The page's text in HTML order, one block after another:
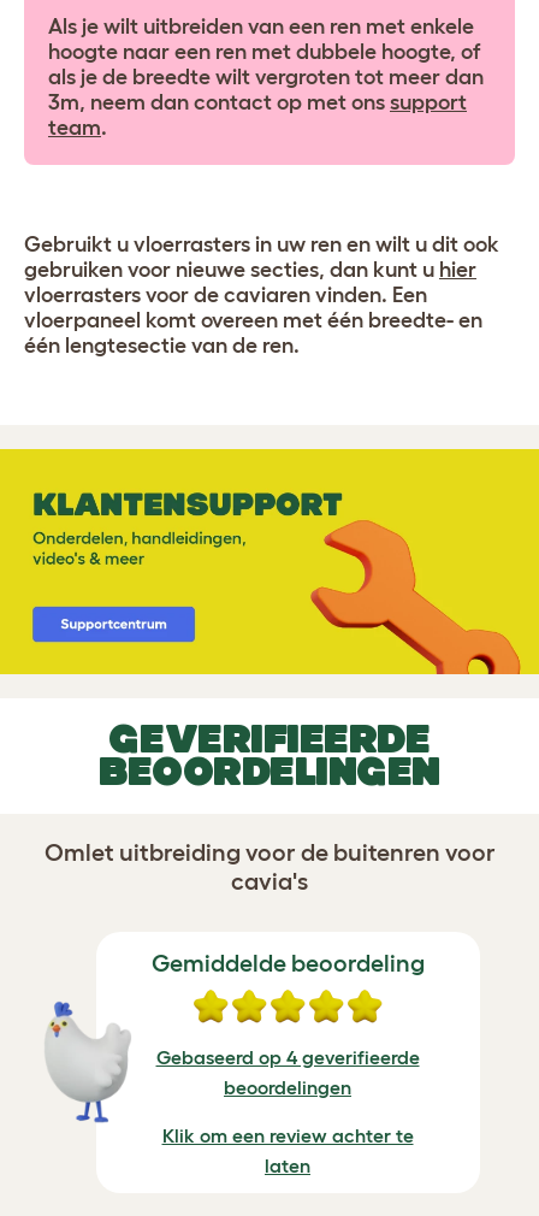
Als je wilt uitbreiden van een ren met enkele
hoogte naar een ren met dubbele hoogte, of
als je de breedte wilt vergroten tot meer dan
3m, neem dan contact op met ons support
team.
Gebruikt u vloerrasters in uw ren en wilt u dit ook
gebruiken voor nieuwe secties, dan kunt u hier
vloerrasters voor de caviaren vinden. Een
vloerpaneel komt overeen met één breedte- en
één lengtesectie van de ren.
GEVERIFIEERDE
BEOORDELINGEN
Omlet uitbreiding voor de buitenren voor
cavia's
Gemiddelde beoordeling
Gebaseerd op 4 geverifieerde
beoordelingen
Klik om een review achter te
laten